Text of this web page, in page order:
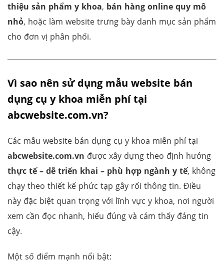
thiệu sản phẩm y khoa, bán hàng online quy mô
nhỏ, hoặc làm website trưng bày danh mục sản phẩm
cho đơn vị phân phối.
Vì sao nên sử dụng mẫu website bán
dụng cụ y khoa miễn phí tại
abcwebsite.com.vn?
Các mẫu website bán dụng cụ y khoa miễn phí tại
abcwebsite.com.vn được xây dựng theo định hướng
thực tế – dễ triển khai – phù hợp ngành y tế, không
chạy theo thiết kế phức tạp gây rối thông tin. Điều
này đặc biệt quan trọng với lĩnh vực y khoa, nơi người
xem cần đọc nhanh, hiểu đúng và cảm thấy đáng tin
cậy.
Một số điểm mạnh nổi bật: